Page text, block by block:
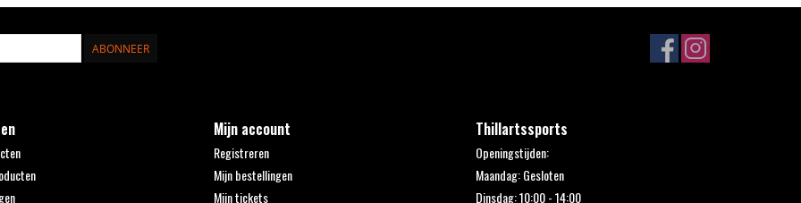
ABONNEER
Mijn account
Registreren
Mijn bestellingen
Mijn tickets
Thillartssports
Openingstijden:
Maandag: Gesloten
Dinsdag: 10:00 - 14:00